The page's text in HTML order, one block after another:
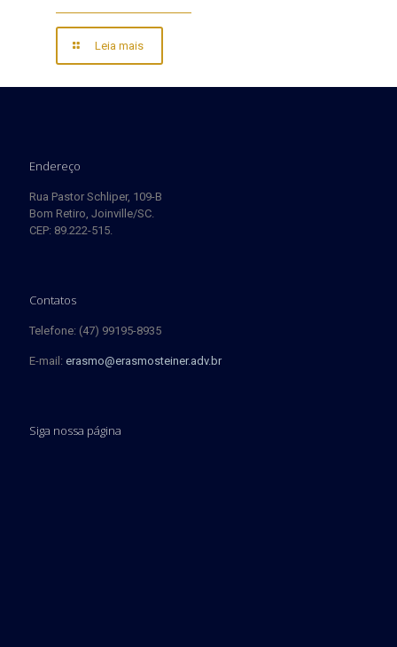
Leia mais
Endereço
Rua Pastor Schliper, 109-B
Bom Retiro, Joinville/SC.
CEP: 89.222-515.
Contatos
Telefone: (47) 99195-8935
E-mail: erasmo@erasmosteiner.adv.br
Siga nossa página